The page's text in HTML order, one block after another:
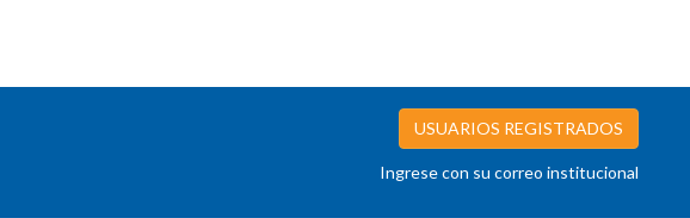
USUARIOS REGISTRADOS
Ingrese con su correo institucional